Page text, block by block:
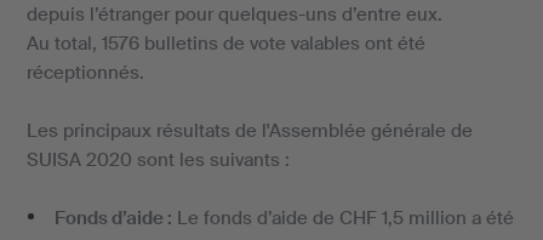
depuis l’étranger pour quelques-uns d’entre eux.
Au total, 1576 bulletins de vote valables ont été
réceptionnés.
Les principaux résultats de l'Assemblée générale de
SUISA 2020 sont les suivants :
Fonds d’aide : Le fonds d’aide de CHF 1,5 million a été